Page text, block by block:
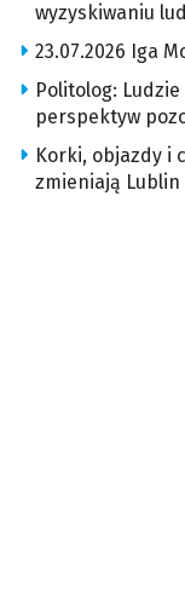
wyzyskiwaniu
23.07.2026 Iga
Politolog:
perspektyw
Korki, objazdy i
zmieniają Lublin